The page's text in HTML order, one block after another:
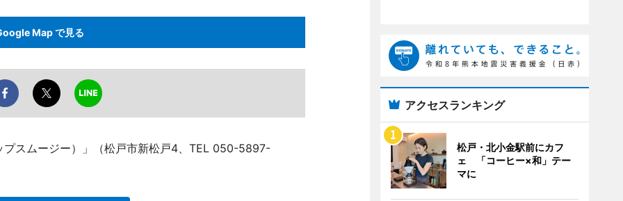
Map で見る
スムージー）」（松戸市新松戸4、TEL 050-5897-
アクセスランキング
松戸・北小金駅前にカフ
ェ 「コーヒー×和」テー
マに